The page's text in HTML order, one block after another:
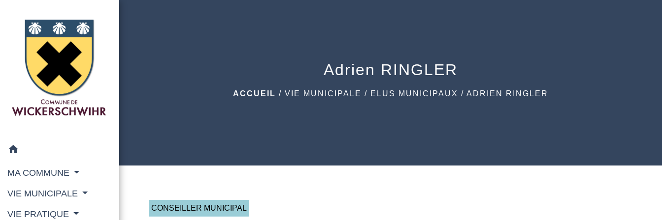
home
MA COMMUNE
VIE MUNICIPALE
VIE PRATIQUE
Adrien RINGLER
ACCUEIL / VIE MUNICIPALE / ELUS MUNICIPAUX / ADRIEN RINGLER
CONSEILLER MUNICIPAL